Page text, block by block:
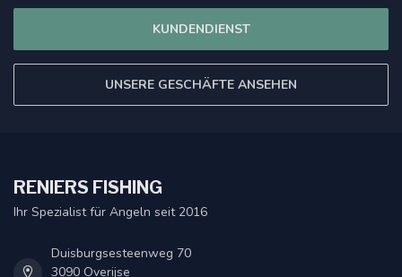
KUNDENDIENST
UNSERE GESCHÄFTE ANSEHEN
RENIERS FISHING
Ihr Spezialist für Angeln seit 2016
Duisburgsesteenweg 70
3090 Overijse